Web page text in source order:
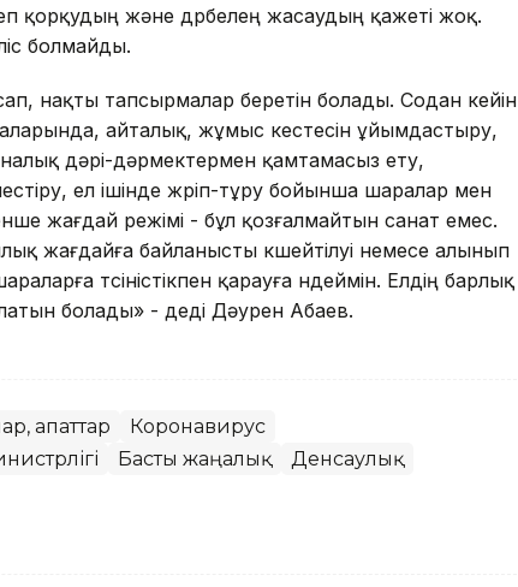
қорқудың және дүрбелең жасаудың қажеті жоқ.
болмайды.
нақты тапсырмалар беретін болады. Содан кейін
айталық, жұмыс кестесін ұйымдастыру,
дәрі-дәрмектермен қамтамасыз ету,
ел ішінде жүріп-тұру бойынша шаралар мен
жағдай режімі - бұл қозғалмайтын санат емес.
жағдайға байланысты күшейтілуі немесе алынып
түсіністікпен қарауға үндеймін. Елдің барлық
болады» - деді Дәурен Абаев.
апаттар
Коронавирус
Басты жаңалық Денсаулық